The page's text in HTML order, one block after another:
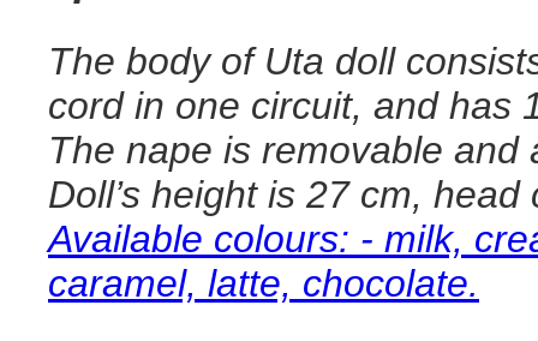
The body of Uta doll
cord in one circuit, and has
The nape is removable
Doll’s height is 27 cm,
Available colours: - milk,
caramel, latte, chocolate.